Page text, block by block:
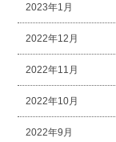
2023年1月
2022年12月
2022年11月
2022年10月
2022年9月